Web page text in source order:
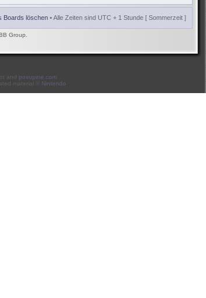
Boards löschen • Alle Zeiten sind UTC + 1 Stunde [ Sommerzeit ]
Group.
and povupine.com
material © Nintendo